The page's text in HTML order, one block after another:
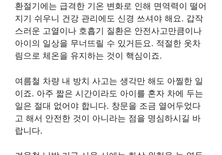
환절기에는 급격한 기온 변화로 인해 면역력이 떨어
지기 쉬우니 건강 관리에도 신경 쓰셔야 해요. 갑작
스러운 고열이나 호흡기 질환은 안전사고만큼이나
아이의 일상을 무너뜨릴 수 있거든요. 적절한 옷차
림으로 체온을 유지하는 것이 핵심이죠.
여름철 차량 내 방치 사고는 생각만 해도 아찔한 일
이죠. 아주 짧은 시간이라도 아이를 혼자 차에 두는
일은 절대 없어야 합니다. 창문을 조금 열어두었다
고 해서 안전한 것이 아니라는 점을 명심하시길 바
랍니다.